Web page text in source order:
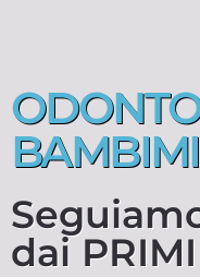
BAMBIMI
dai